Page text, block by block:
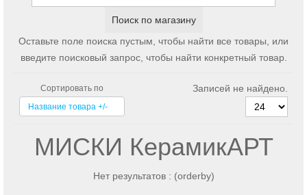
Оставьте поле поиска пустым, чтобы найти все товары, или
введите поисковый запрос, чтобы найти конкретный товар.
Сортировать по
Название товара +/-
Записей не найдено.
МИСКИ КерамикАРТ
Нет результатов : (orderby)